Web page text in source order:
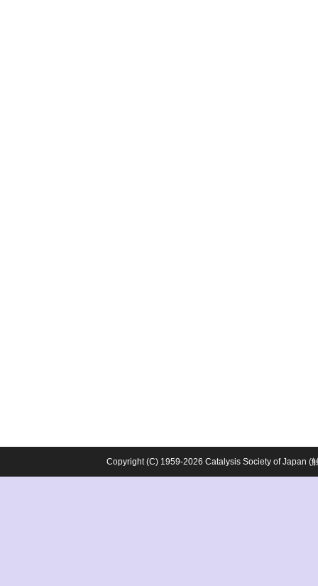
Copyright (C) 1959-2026 Catalysis Society of Japan (